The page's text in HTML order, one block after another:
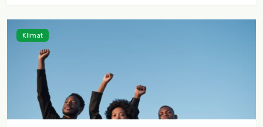
Klimat